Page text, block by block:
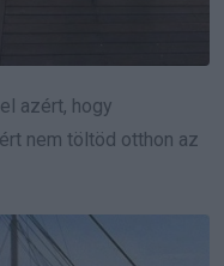
azért, hogy
nem töltöd otthon az